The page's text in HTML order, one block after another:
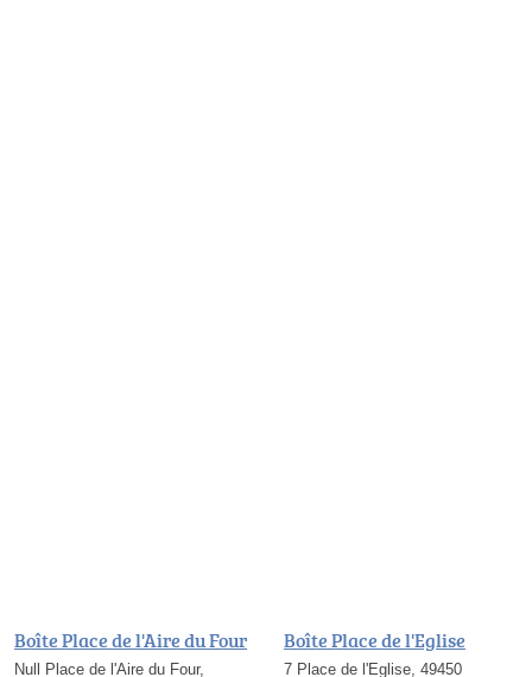
Boîte Place de l'Aire du Four
Null Place de l'Aire du Four,
Boîte Place de l'Eglise
7 Place de l'Eglise, 49450